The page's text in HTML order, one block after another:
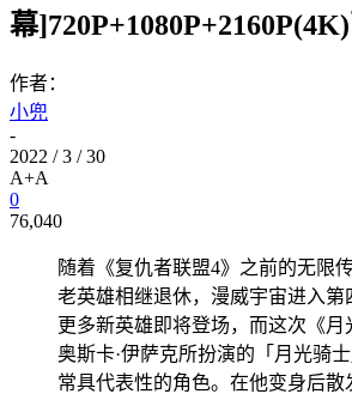
幕
作者：
小兜
-
2022 / 3 / 30
A+A
0
76,040
随着《复仇者联盟4》之前的无限
老英雄相继退休，漫威宇宙进入第
更多新英雄即将登场，而这次《月
奥斯卡·伊萨克所扮演的「月光骑
常具代表性的角色。在他变身后散